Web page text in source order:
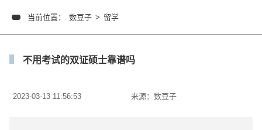
当前位置： 数豆子 > 留学
不用考试的双证硕士靠谱吗
2023-03-13 11:56:53 来源： 数豆子